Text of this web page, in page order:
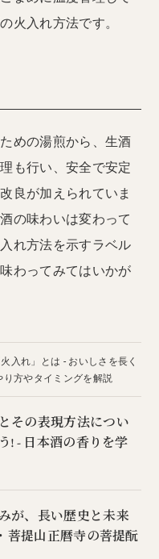
火入れ方法です。
めの湯煎から、生酒
も行い、安全で安定
良が加えられていま
の味わいは変わって
れ方法を示すラベル
わってみてはいかが
入れ」とは - おいしさを長く
方やタイミングを解説
その表現方法につい
! - 日本酒の香りを学
が、長い歴史と未来
菩提山正暦寺の菩提酛